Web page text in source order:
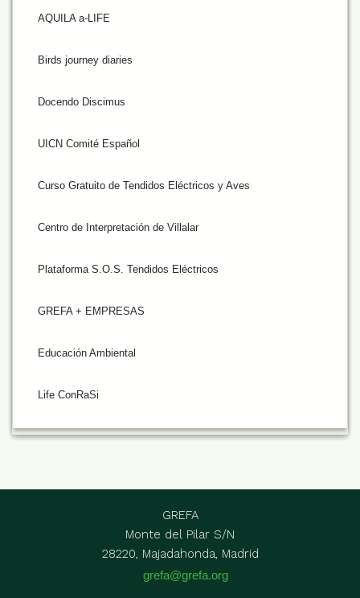
AQUILA a-LIFE
Birds journey diaries
Docendo Discimus
UICN Comité Español
Curso Gratuito de Tendidos Eléctricos y Aves
Centro de Interpretación de Villalar
Plataforma S.O.S. Tendidos Eléctricos
GREFA + EMPRESAS
Educación Ambiental
Life ConRaSi
GREFA
Monte del Pilar S/N
28220, Majadahonda, Madrid
grefa@grefa.org